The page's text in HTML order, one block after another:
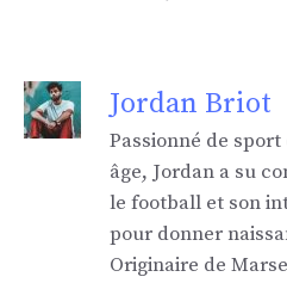
Jordan Briot
Passionné de
âge, Jordan a su
le football et son
pour donner
Originaire de